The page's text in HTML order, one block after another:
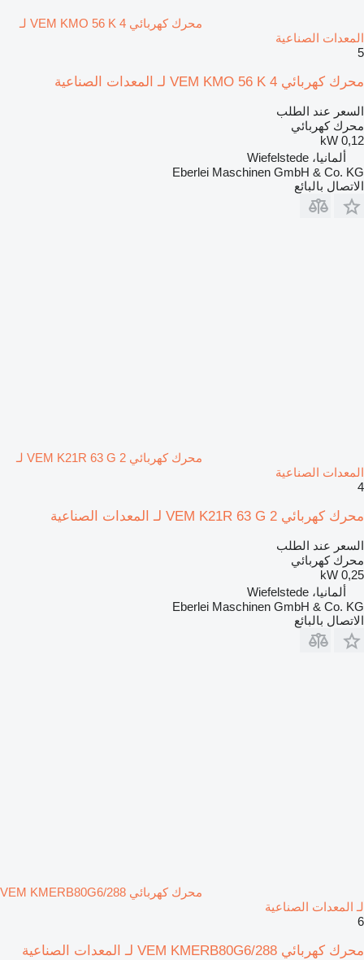
محرك كهربائي VEM KMO 56 K 4 لـ
المعدات الصناعية
5
محرك كهربائي VEM KMO 56 K 4 لـ المعدات الصناعية
السعر عند الطلب
محرك كهربائي
0,12 kW
ألمانيا، Wiefelstede
Eberlei Maschinen GmbH & Co. KG
الاتصال بالبائع
محرك كهربائي VEM K21R 63 G 2 لـ
المعدات الصناعية
4
محرك كهربائي VEM K21R 63 G 2 لـ المعدات الصناعية
السعر عند الطلب
محرك كهربائي
0,25 kW
ألمانيا، Wiefelstede
Eberlei Maschinen GmbH & Co. KG
الاتصال بالبائع
محرك كهربائي VEM KMERB80G6/288
لـ المعدات الصناعية
6
محرك كهربائي VEM KMERB80G6/288 لـ المعدات الصناعية